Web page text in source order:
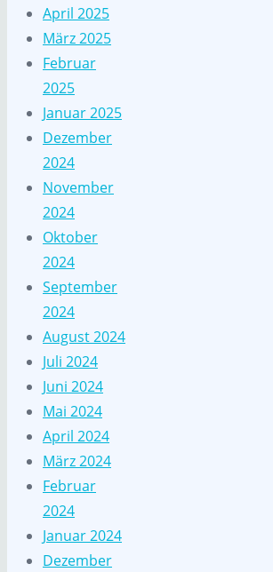
April 2025
März 2025
Februar
2025
Januar 2025
Dezember
2024
November
2024
Oktober
2024
September
2024
August 2024
Juli 2024
Juni 2024
Mai 2024
April 2024
März 2024
Februar
2024
Januar 2024
Dezember